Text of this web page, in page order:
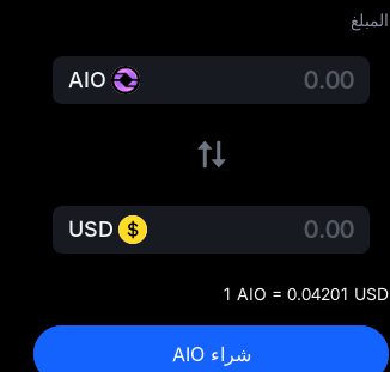
المبلغ
AIO
USD
1 AIO = 0.04201 USD
شراء AIO